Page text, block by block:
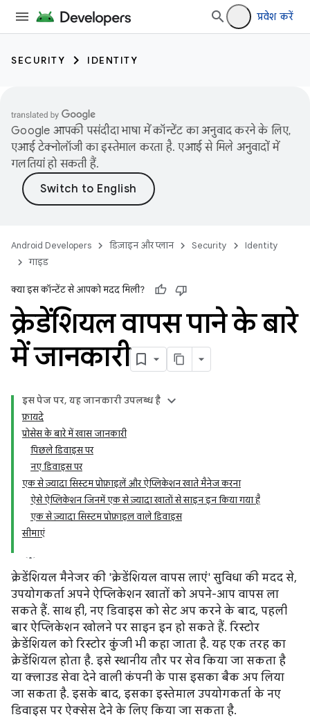
प्रवेश करें
SECURITY IDENTITY
Google आपकी पसंदीदा भाषा में कॉन्टेंट का अनुवाद करने के लिए,
एआई टेक्नोलॉजी का इस्तेमाल करता है. एआई से मिले अनुवादों में
गलतियां हो सकती हैं.
Android Developers डिज़ाइन और प्लान Security
Identity
गाइड
क्या इस कॉन्टेंट से आपको मदद मिली?
क्रेडेंशियल वापस पाने के बारे
में जानकारी
इस पेज पर, यह जानकारी उपलब्ध है
फ़ायदे
प्रोसेस के बारे में खास जानकारी
पिछले डिवाइस पर
नए डिवाइस पर
एक से ज़्यादा सिस्टम प्रोफ़ाइलें और ऐप्लिकेशन खाते मैनेज करना
ऐसे ऐप्लिकेशन जिनमें एक से ज़्यादा खातों से साइन इन किया गया है
एक से ज़्यादा सिस्टम प्रोफ़ाइल वाले डिवाइस
सीमाएं
क्रेडेंशियल मैनेजर की 'क्रेडेंशियल वापस लाएं' सुविधा की मदद से,
उपयोगकर्ता अपने ऐप्लिकेशन खातों को अपने-आप वापस ला
सकते हैं. साथ ही, नए डिवाइस को सेट अप करने के बाद, पहली
बार ऐप्लिकेशन खोलने पर साइन इन हो सकते हैं. रिस्टोर
क्रेडेंशियल को रिस्टोर कुंजी भी कहा जाता है. यह एक तरह का
क्रेडेंशियल होता है. इसे स्थानीय तौर पर सेव किया जा सकता है
या क्लाउड सेवा देने वाली कंपनी के पास इसका बैक अप लिया
जा सकता है. इसके बाद, इसका इस्तेमाल उपयोगकर्ता के नए
डिवाइस पर ऐक्सेस देने के लिए किया जा सकता है.